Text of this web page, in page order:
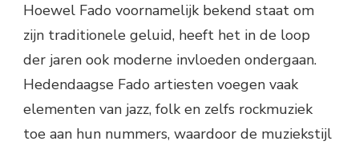
Hoewel Fado voornamelijk bekend staat om
zijn traditionele geluid, heeft het in de loop
der jaren ook moderne invloeden ondergaan.
Hedendaagse Fado artiesten voegen vaak
elementen van jazz, folk en zelfs rockmuziek
toe aan hun nummers, waardoor de muziekstijl